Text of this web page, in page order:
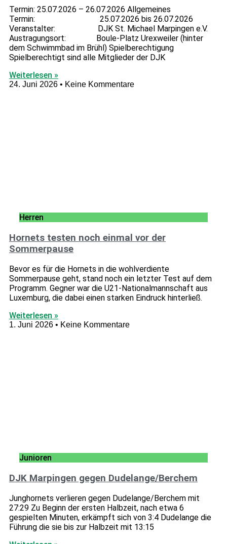
Termin: 25.07.2026 – 26.07.2026 Allgemeines
Termin: 25.07.2026 bis 26.07.2026
Veranstalter: DJK St. Michael Marpingen e.V.
Austragungsort: Boule-Platz Urexweiler (hinter
dem Schwimmbad im Brühl) Spielberechtigung
Spielberechtigt sind alle Mitglieder der DJK
Weiterlesen »
24. Juni 2026 Keine Kommentare
Herren
Hornets testen noch einmal vor der
Sommerpause
Bevor es für die Hornets in die wohlverdiente
Sommerpause geht, stand noch ein letzter Test auf dem
Programm. Gegner war die U21-Nationalmannschaft aus
Luxemburg, die dabei einen starken Eindruck hinterließ.
Weiterlesen »
1. Juni 2026 Keine Kommentare
Junioren
DJK Marpingen gegen Dudelange/Berchem
Junghornets verlieren gegen Dudelange/Berchem mit
27:29 Zu Beginn der ersten Halbzeit, nach etwa 6
gespielten Minuten, erkämpft sich von 3:4 Dudelange die
Führung die sie bis zur Halbzeit mit 13:15